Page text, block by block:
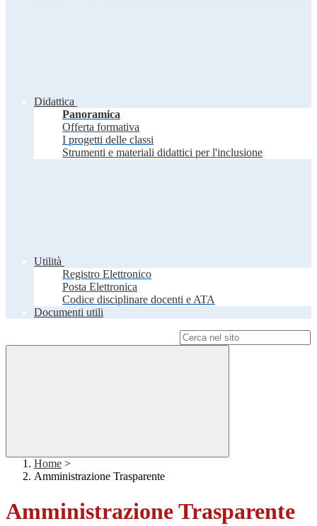
Didattica
Panoramica
Offerta formativa
I progetti delle classi
Strumenti e materiali didattici per l'inclusione
Utilità
Registro Elettronico
Posta Elettronica
Codice disciplinare docenti e ATA
Documenti utili
Home >
Amministrazione Trasparente
Amministrazione Trasparente